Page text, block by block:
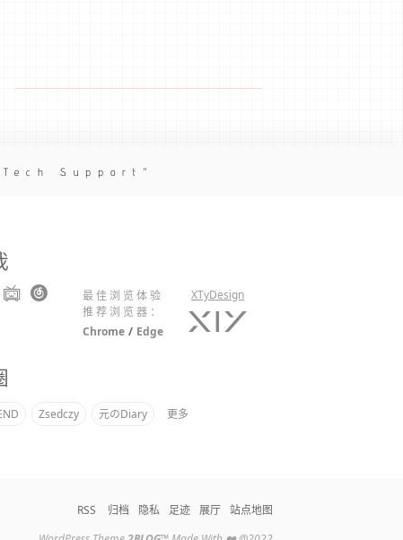
Support
最佳浏览体验
推荐浏览器：
Chrome / Edge
XTyDesign
Zsedczy 元のDiary 更多
RSS 归档 隐私 足迹 展厅
站点地图